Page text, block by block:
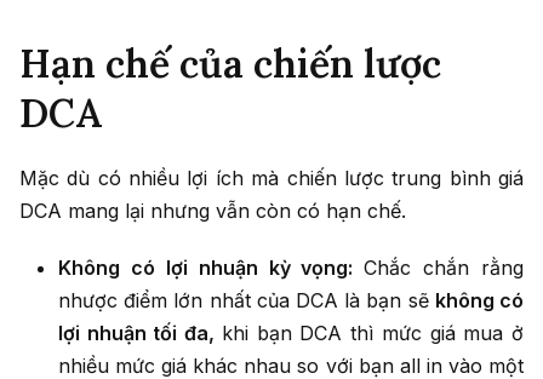
Hạn chế của chiến lược
DCA
Mặc dù có nhiều lợi ích mà chiến lược trung bình giá
DCA mang lại nhưng vẫn còn có hạn chế.
Không có lợi nhuận kỳ vọng:Chắc chắn rằng
nhược điểm lớn nhất của DCA là bạn sẽ không có
lợi nhuận tối đa, khi bạn DCA thì mức giá mua ở
nhiều mức giá khác nhau so với bạn all in vào một